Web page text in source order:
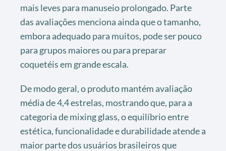
mais leves para manuseio prolongado. Parte
das avaliações menciona ainda que o tamanho,
embora adequado para muitos, pode ser pouco
para grupos maiores ou para preparar
coquetéis em grande escala.
De modo geral, o produto mantém avaliação
média de 4,4 estrelas, mostrando que, para a
categoria de mixing glass, o equilíbrio entre
estética, funcionalidade e durabilidade atende a
maior parte dos usuários brasileiros que